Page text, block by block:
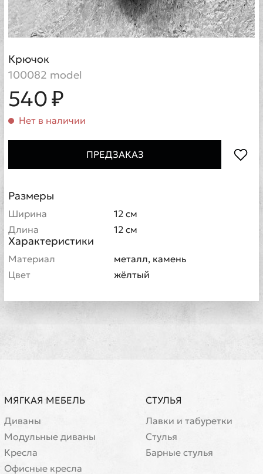
Крючок
100082 model
540 ₽
Нет в наличии
ПРЕДЗАКАЗ
Размеры
Ширина
12 см
Длина
12 см
Характеристики
Материал
металл, камень
Цвет
жёлтый
МЯГКАЯ МЕБЕЛЬ
Диваны
Модульные диваны
Кресла
Офисные кресла
СТУЛЬЯ
Лавки и табуретки
Стулья
Барные стулья